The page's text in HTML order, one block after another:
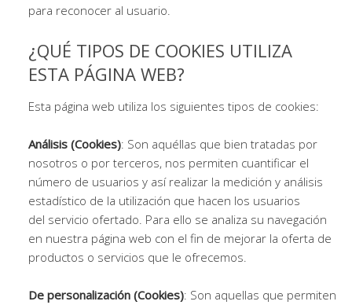
para reconocer al usuario.
¿QUÉ TIPOS DE COOKIES UTILIZA
ESTA PÁGINA WEB?
Esta página web utiliza los siguientes tipos de cookies:
Análisis (Cookies): Son aquéllas que bien tratadas por
nosotros o por terceros, nos permiten cuantificar el
número de usuarios y así realizar la medición y análisis
estadístico de la utilización que hacen los usuarios
del servicio ofertado. Para ello se analiza su navegación
en nuestra página web con el fin de mejorar la oferta de
productos o servicios que le ofrecemos.
De personalización (Cookies): Son aquellas que permiten